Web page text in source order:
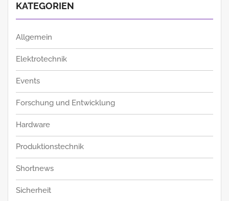
KATEGORIEN
Allgemein
Elektrotechnik
Events
Forschung und Entwicklung
Hardware
Produktionstechnik
Shortnews
Sicherheit